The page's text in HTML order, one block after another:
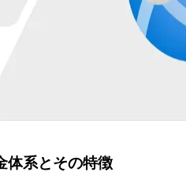
体系とその特徴